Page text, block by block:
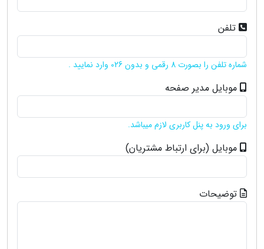
تلفن
شماره تلفن را بصورت 8 رقمی و بدون 026 وارد نمایید .
موبایل مدیر صفحه
برای ورود به پنل کاربری لازم میباشد.
موبایل (برای ارتباط مشتریان)
توضیحات